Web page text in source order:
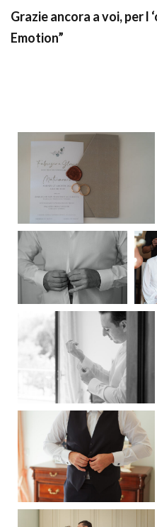
Grazie ancora a voi, per l
Emotion”